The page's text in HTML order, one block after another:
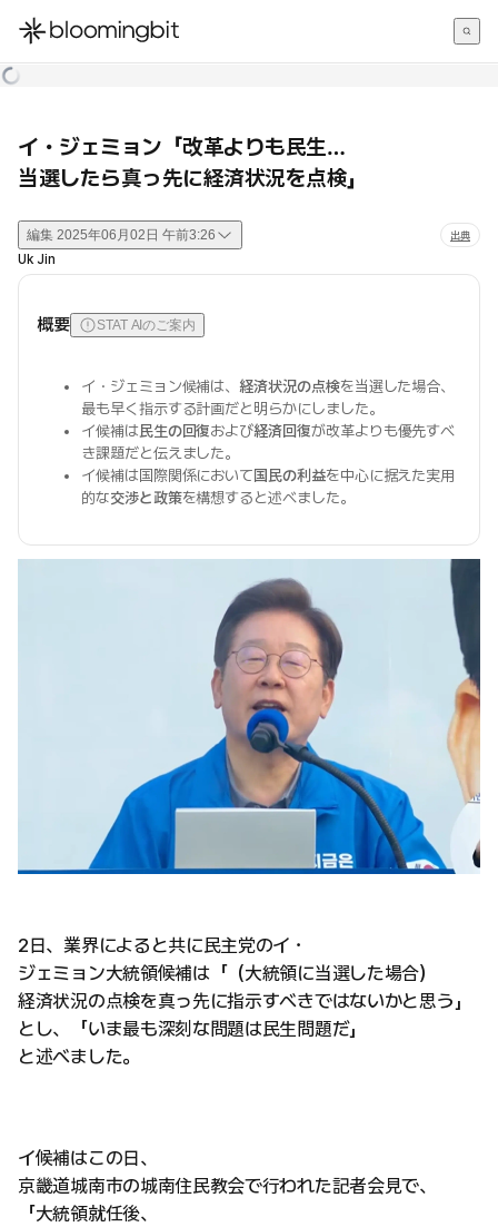
한국어
イ・ジェミョン「改革よりも民生…
当選したら真っ先に経済状況を点検」
編集 2025年06月02日 午前3:26 出典
Uk Jin
概要 STAT AIのご案内
イ・ジェミョン候補は、経済状況の点検を当選した場合、
最も早く指示する計画だと明らかにしました。
イ候補は民生の回復および経済回復が改革よりも優先すべ
き課題だと伝えました。
イ候補は国際関係において国民の利益を中心に据えた実用
的な交渉と政策を構想すると述べました。
2日、業界によると共に民主党のイ・
ジェミョン大統領候補は「（大統領に当選した場合）
経済状況の点検を真っ先に指示すべきではないかと思う」
とし、「いま最も深刻な問題は民生問題だ」
と述べました。
イ候補はこの日、
京畿道城南市の城南住民教会で行われた記者会見で、
「大統領就任後、